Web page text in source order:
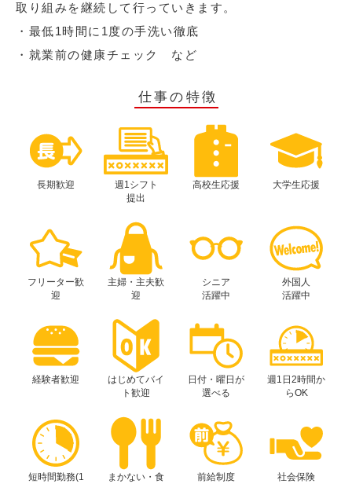
取り組みを継続して行っていきます。
・最低1時間に1度の手洗い徹底
・就業前の健康チェック など
仕事の特徴
長期歓迎
週1シフト
提出
高校生応援 大学生応援
フリーター歓
迎
主婦・主夫歓
迎
シニア
活躍中
外国人
活躍中
経験者歓迎
はじめてバイ
ト歓迎
日付・曜日が
選べる
週1日2時間か
らOK
短時間勤務(1
まかない・食
前給制度
社会保険